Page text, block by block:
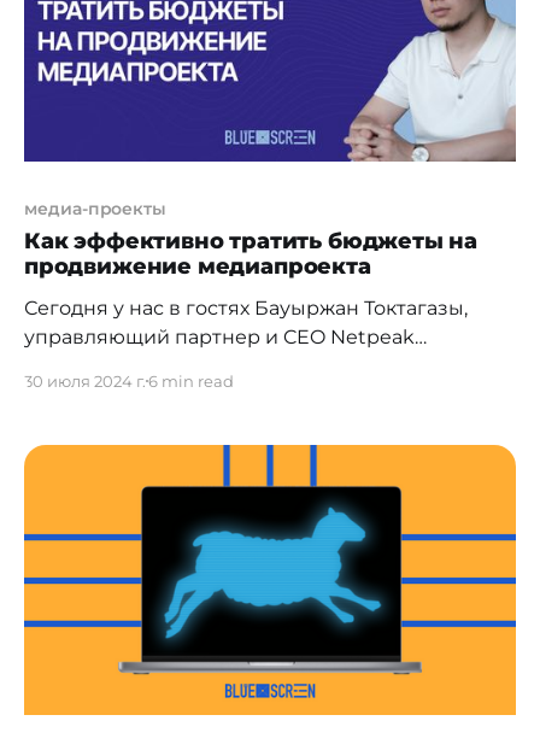
Казахстане и Центральной Азии,
медиа-проекты
Как эффективно тратить бюджеты на
продвижение медиапроекта
Сегодня у нас в гостях Бауыржан Токтагазы,
управляющий партнер и CEO Netpeak
из самых актуальных тем в сфере медиа — как
медиапроекта. Бауыржан поделится своим
опытом и практическими советами, которые
помогут вам оптимизировать ваши рекламные
расходы и достичь лучших
30 июля 2024 г.6 min read